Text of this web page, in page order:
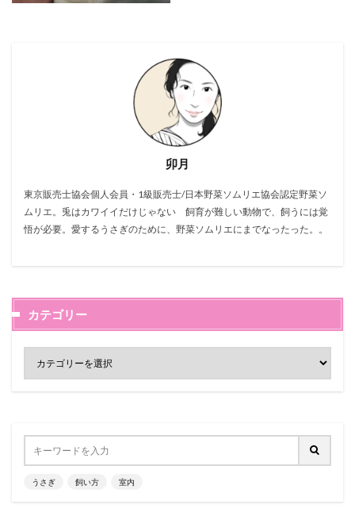
卯月
東京販売士協会個人会員・1級販売士/日本野菜ソムリエ協会認定野菜ソ
ムリエ。兎はカワイイだけじゃない 飼育が難しい動物で、飼うには覚
悟が必要。愛するうさぎのために、野菜ソムリエにまでなったった。。
カテゴリー
うさぎ 飼い方 室内